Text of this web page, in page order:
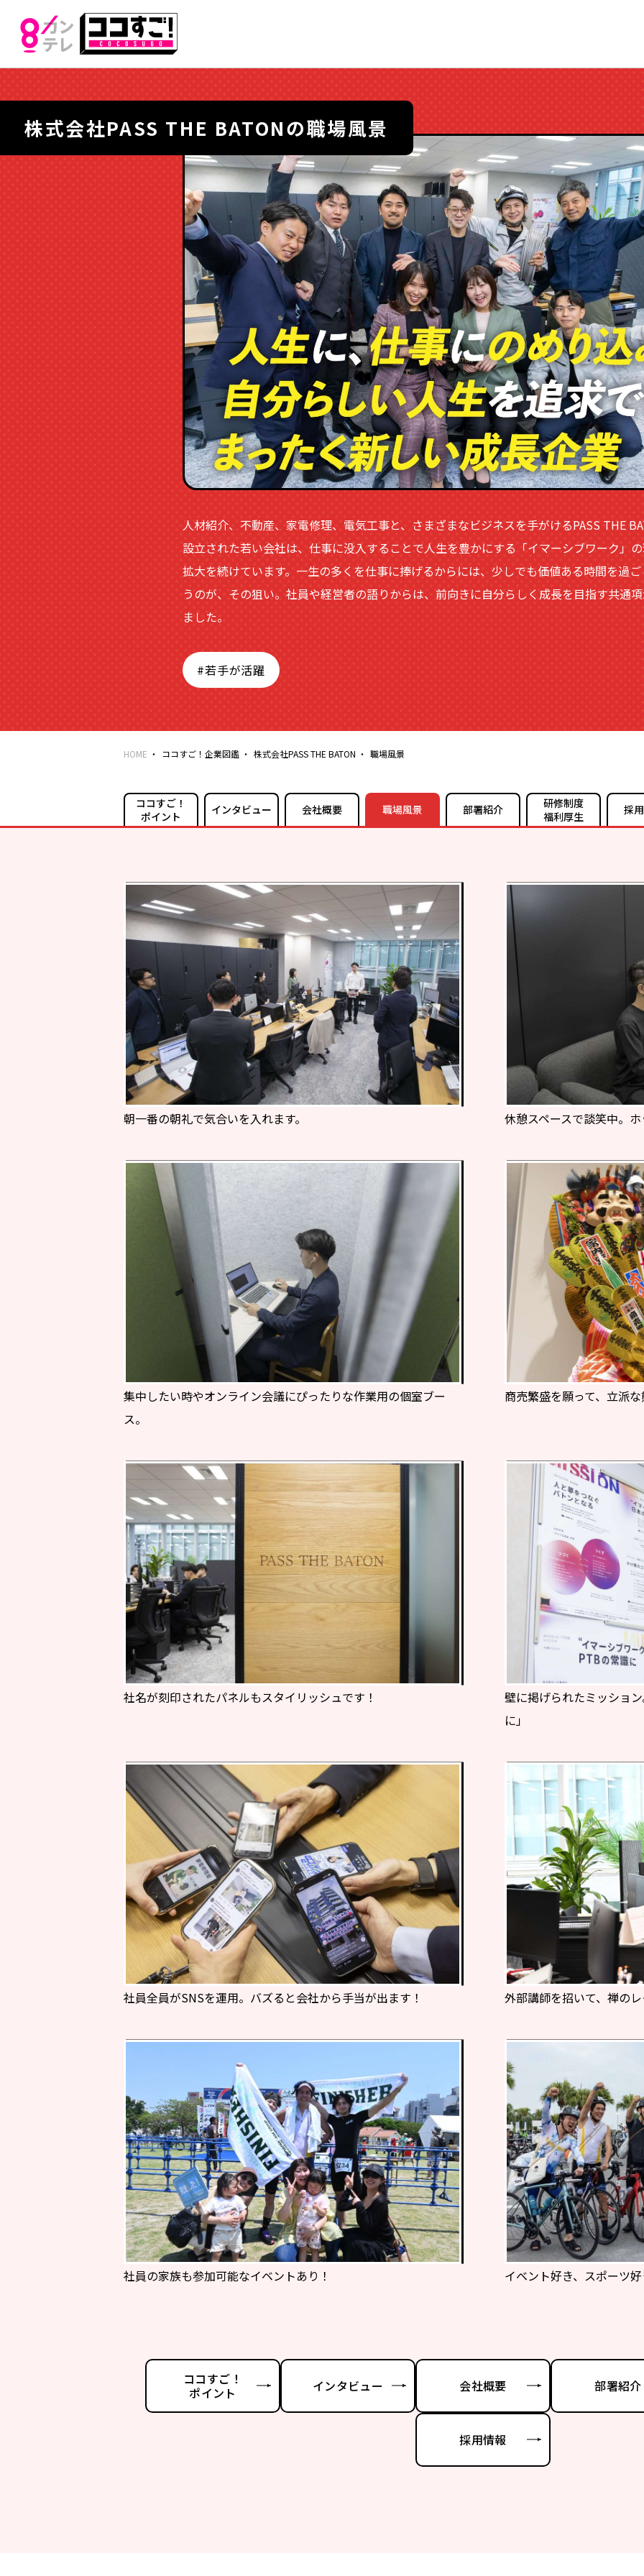
株式会社PASS THE BATONの職場風景
人材紹介、不動産、家電修理、電気工事と、さまざまなビジネスを手がけるPASS THE
設立された若い会社は、仕事に没入することで人生を豊かにする「イマーシブワーク」
拡大を続けています。一生の多くを仕事に捧げるからには、少しでも価値ある時間を過
うのが、その狙い。社員や経営者の語りからは、前向きに自分らしく成長を目指す共通
ました。
#若手が活躍
HOME ココすご！企業図鑑 株式会社PASS THE BATON 職場風景
ココすご！
ポイント
インタビュー 会社概要 職場風景 部署紹介
研修制度
福利厚生
採
朝一番の朝礼で気合いを入れます。 休憩スペースで談笑中。
集中したい時やオンライン会議にぴったりな作業用の個室ブー
ス。
商売繁盛を願って、立派
社名が刻印されたパネルもスタイリッシュです！
壁に掲げられたミッショ
に」
社員全員がSNSを運用。バズると会社から手当が出ます！ 外部講師を招いて、禅の
社員の家族も参加可能なイベントあり！ イベント好き、スポーツ
ココすご！
ポイント
インタビュー 会社概要 部署紹介
採用情報